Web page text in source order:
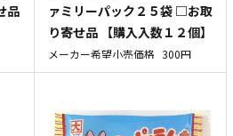
品
ァミリーパック２５袋 □お取
り寄せ品 【購入入数１２個】
メーカー希望小売価格 300円